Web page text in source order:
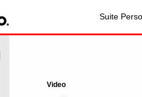
Suite
Video